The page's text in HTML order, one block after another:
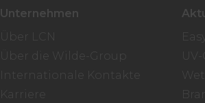
Unternehmen
Über LCN
Über die Wilde-Group
Internationale Kontakte
Karriere